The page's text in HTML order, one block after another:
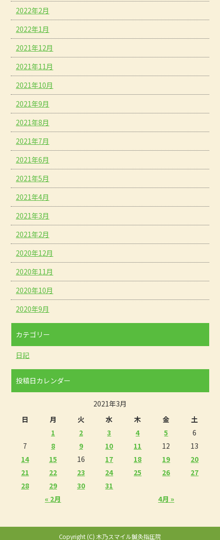
2022年2月
2022年1月
2021年12月
2021年11月
2021年10月
2021年9月
2021年8月
2021年7月
2021年6月
2021年5月
2021年4月
2021年3月
2021年2月
2020年12月
2020年11月
2020年10月
2020年9月
カテゴリー
日記
投稿日カレンダー
2021年3月
日
月 火 水 木 金 土
« 2月 4月 »
1 2 3 4 5
6
7
8 9 10 11 12
13
14
15 16 17 18 19
20
21
22 23 24 25 26
27
28
29 30 31
Copyright (C) 木乃スマイル鍼灸指圧院